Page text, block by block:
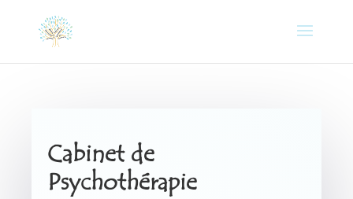
Cabinet de
Psychothérapie